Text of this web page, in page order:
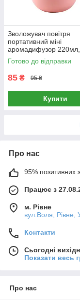
Зволожувач повітря
портативний міні
аромадифузор 220мл,
рожевий
Готово до відправки
85 ₴ 95 ₴
Купити
Про нас
95% позитивних з
Працює з
м. Рівне
вул.Воля, Рівне,
Контакти
Сьогодні
Показати весь
Про нас